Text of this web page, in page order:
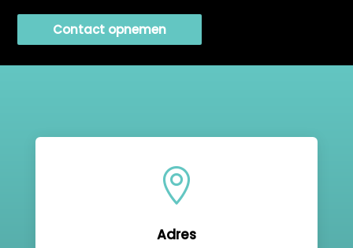
Contact opnemen

Adres